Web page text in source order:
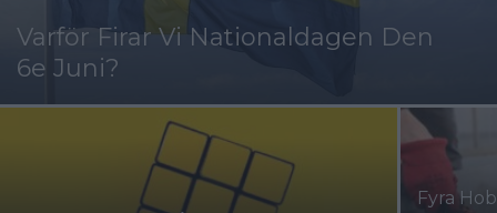
Varför Firar Vi Nationaldagen Den
6e Juni?
Fyra